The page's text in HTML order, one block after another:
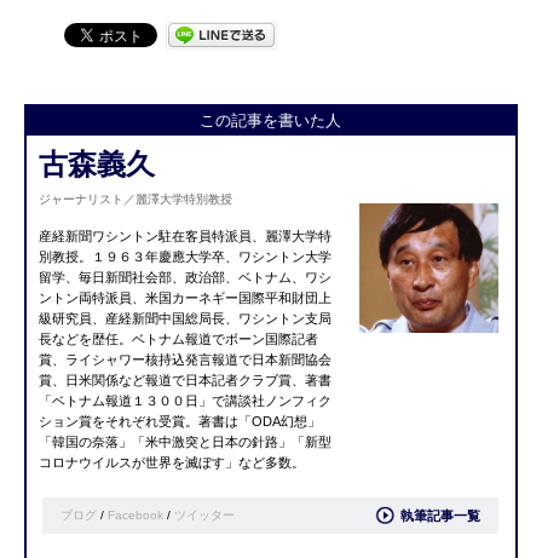
この記事を書いた人
古森義久
ジャーナリスト／麗澤大学特別教授
産経新聞ワシントン駐在客員特派員、麗澤大学特
別教授。１９６３年慶應大学卒、ワシントン大学
留学、毎日新聞社会部、政治部、ベトナム、ワシ
ントン両特派員、米国カーネギー国際平和財団上
級研究員、産経新聞中国総局長、ワシントン支局
長などを歴任。ベトナム報道でボーン国際記者
賞、ライシャワー核持込発言報道で日本新聞協会
賞、日米関係など報道で日本記者クラブ賞、著書
「ベトナム報道１３００日」で講談社ノンフィク
ション賞をそれぞれ受賞。著書は「ODA幻想」
「韓国の奈落」「米中激突と日本の針路」「新型
コロナウイルスが世界を滅ぼす」など多数。
ブログ / Facebook / ツイッター 執筆記事一覧